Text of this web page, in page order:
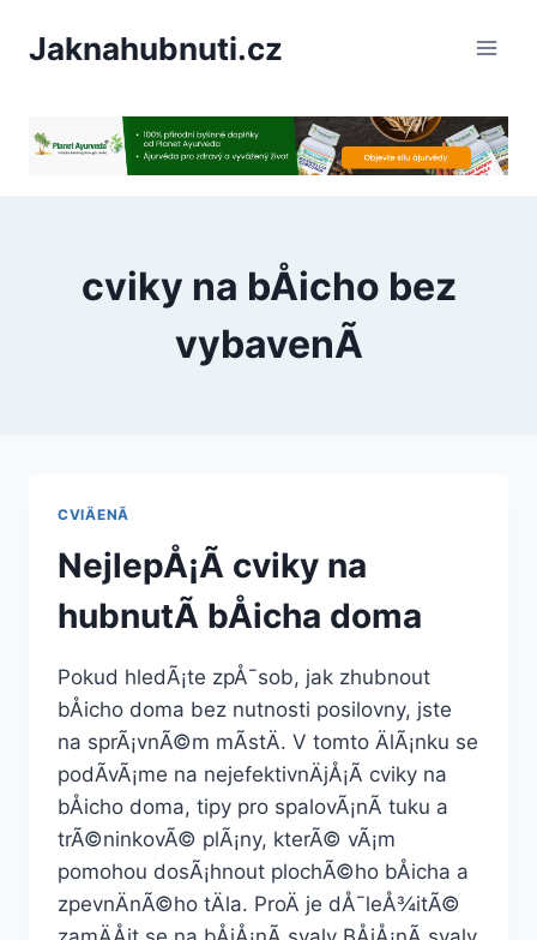
Jaknahubnuti.cz
cviky na bÅicho bez
vybavenÃ­
CVIÄENÃ­
NejlepÅ¡Ã­ cviky na
hubnutÃ­ bÅicha doma
Pokud hledÃ¡te zpÅ¯sob, jak zhubnout
bÅicho doma bez nutnosti posilovny, jste
na sprÃ¡vnÃ©m mÃ­stÄ. V tomto ÄlÃ¡nku se
podÃ­vÃ¡me na nejefektivnÄjÅ¡Ã­ cviky na
bÅicho doma, tipy pro spalovÃ¡nÃ­ tuku a
trÃ©ninkovÃ© plÃ¡ny, kterÃ© vÃ¡m
pomohou dosÃ¡hnout plochÃ©ho bÅicha a
zpevnÄnÃ©ho tÄla. ProÄ je dÅ¯leÅ¾itÃ©